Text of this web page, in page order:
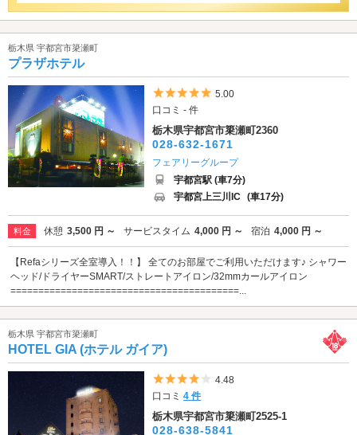
栃木県 宇都宮市簗瀬町
プラザホテル
5つ星のうち5
5.00
口コミ - 件
栃木県宇都宮市簗瀬町2360
028-632-1671
フェアリーグループ
宇都宮駅 (車7分)
宇都宮上三川IC (車17分)
料金 休憩 3,500 円 ～ サービスタイム 4,000 円 ～ 宿泊 4,000 円 ～
【Refaシリーズ全室導入！！】 全てのお部屋でご利用いただけます♪ シャワー
ヘッド/ドライヤーSMART/ストレートアイロン/32mmカールアイロン
=========================================...
栃木県 宇都宮市簗瀬町
HOTEL GIA (ホテル ガイア)
5つ星のうち4
4.48
口コミ4 件
栃木県宇都宮市簗瀬町2525-1
028-638-5841